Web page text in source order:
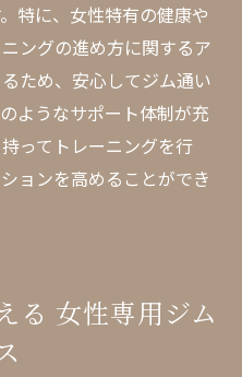
特に、女性特有の健康や
ングの進め方に関するア
ため、安心してジム通い
ようなサポート体制が充
ってトレーニングを行
ョンを高めることができ
る 女性専用ジム